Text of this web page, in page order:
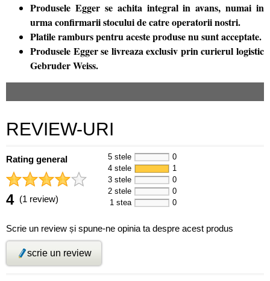
Produsele Egger se achita integral in avans, numai in
urma confirmarii stocului de catre operatorii nostri.
Platile ramburs pentru aceste produse nu sunt acceptate.
Produsele Egger se livreaza exclusiv prin curierul logistic
Gebruder Weiss.
REVIEW-URI
Rating general
4 (1 review)
5 stele
0
4 stele
1
3 stele
0
2 stele
0
1 stea
0
Scrie un review și spune-ne opinia ta despre acest produs
scrie un review